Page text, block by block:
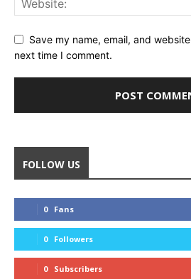
Save my name, email, and
next time I comment.
FOLLOW US
0 Fans
0 Followers
0 Subscribers